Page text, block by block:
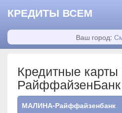
КРЕДИТЫ ВСЕМ
Ваш город:
Кредитные
РайффайзенБанк
МАЛИНА-Райффайзенбанк